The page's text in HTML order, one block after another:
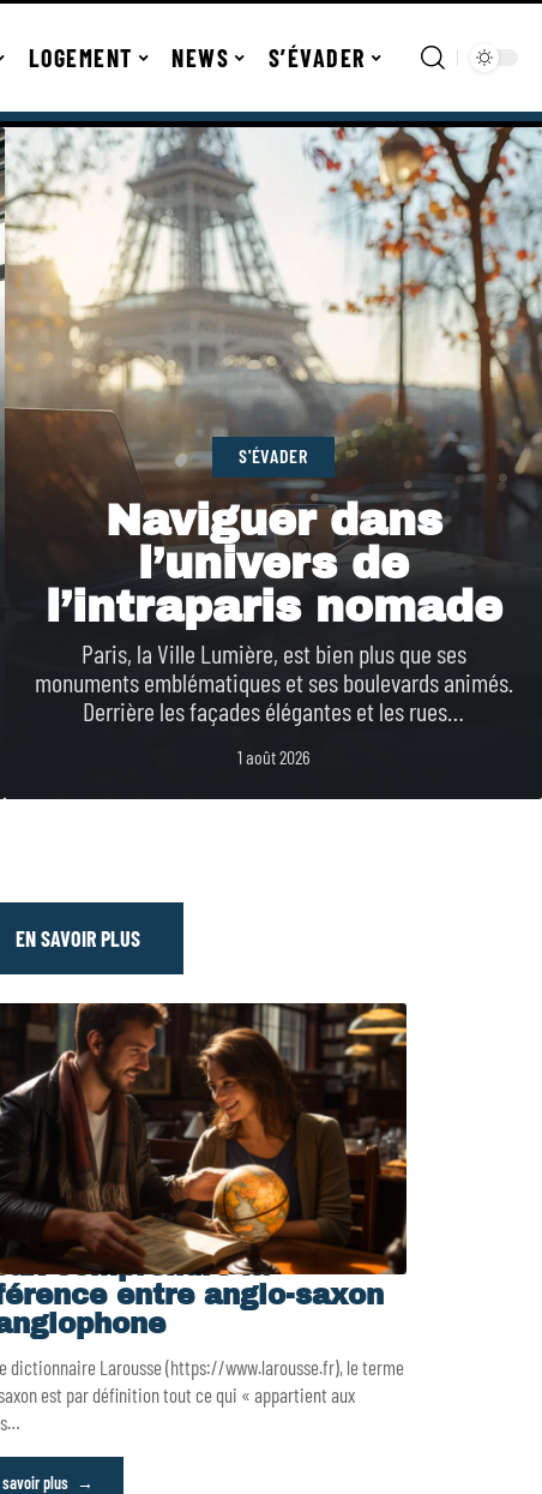
LOGEMENT NEWS S’ÉVADER
S'ÉVADER
Naviguer dans
l’univers de
l’intraparis nomade
Paris, la Ville Lumière, est bien plus que ses
monuments emblématiques et ses boulevards animés.
Derrière les façades élégantes et les rues
1 août 2026
EN SAVOIR PLUS
comprendre la
entre anglo-saxon
dictionnaire Larousse (https://www.larousse.fr), le terme
est par définition tout ce qui « appartient aux
…
savoir plus